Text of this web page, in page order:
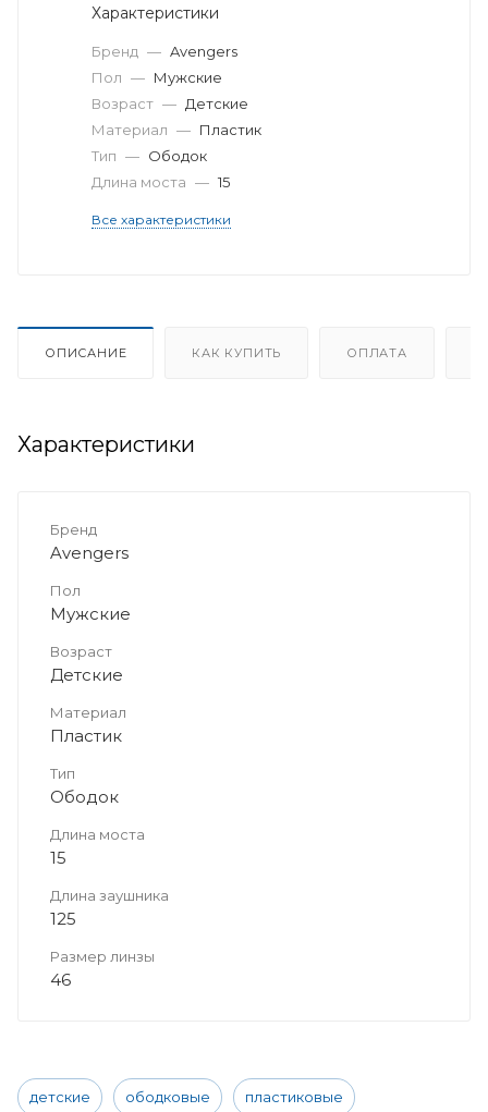
Характеристики
Бренд — Avengers
Пол — Мужские
Возраст — Детские
Материал — Пластик
Тип — Ободок
Длина моста — 15
Все характеристики
ОПИСАНИЕ КАК КУПИТЬ ОПЛАТА
Характеристики
Бренд
Avengers
Пол
Мужские
Возраст
Детские
Материал
Пластик
Тип
Ободок
Длина моста
15
Длина заушника
125
Размер линзы
46
детские ободковые пластиковые